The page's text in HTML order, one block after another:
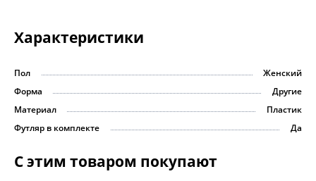
Характеристики
Пол
Женский
Форма
Другие
Материал
Пластик
Футляр в комплекте
Да
С этим товаром покупают